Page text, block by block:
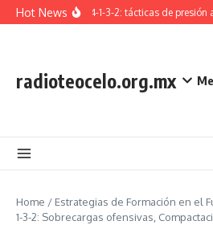
Skip to content
Hot News
Formación 4-1-3-2: tácticas de presión
radioteocelo.org.mx
Home / Estrategias de Formación en el
1-3-2: Sobrecargas ofensivas,